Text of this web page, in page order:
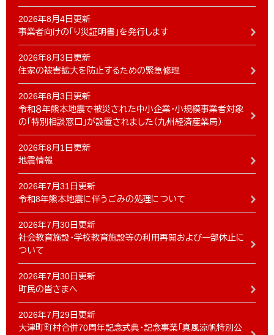
2026年8月4日更新
事業者向けの「り災証明書」を発行します
2026年8月3日更新
住家の被害拡大を防止するための緊急修理
2026年8月3日更新
令和８年熊本地震で被災された中小企業・小規模事業者対象
の「特別相談窓口」が設置されました（九州経済産業局）
2026年8月1日更新
地震情報
2026年7月31日更新
令和8年熊本地震に伴うごみの処理について
2026年7月30日更新
社会教育施設・学校教育施設等の利用再開および一部休止に
ついて
2026年7月30日更新
町民の皆さまへ
2026年7月29日更新
大津町町村合併70周年記念式典・記念事業「真風涼帆特別公